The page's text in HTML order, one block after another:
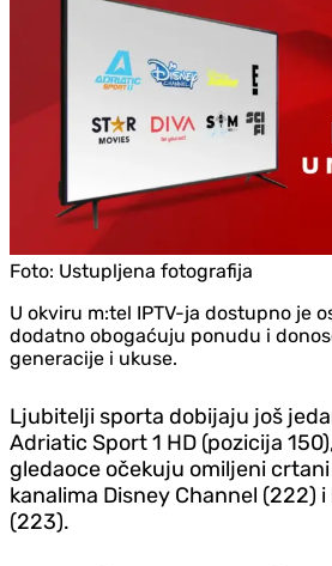
Foto: Ustupljena fotografija
U okviru m:tel IPTV-ja dostupno je
dodatno obogaćuju ponudu i
generacije i ukuse.
Ljubitelji sporta dobijaju još
Adriatic Sport 1 HD (pozicija
gledaoce očekuju omiljeni
kanalima Disney Channel (222)
(223).